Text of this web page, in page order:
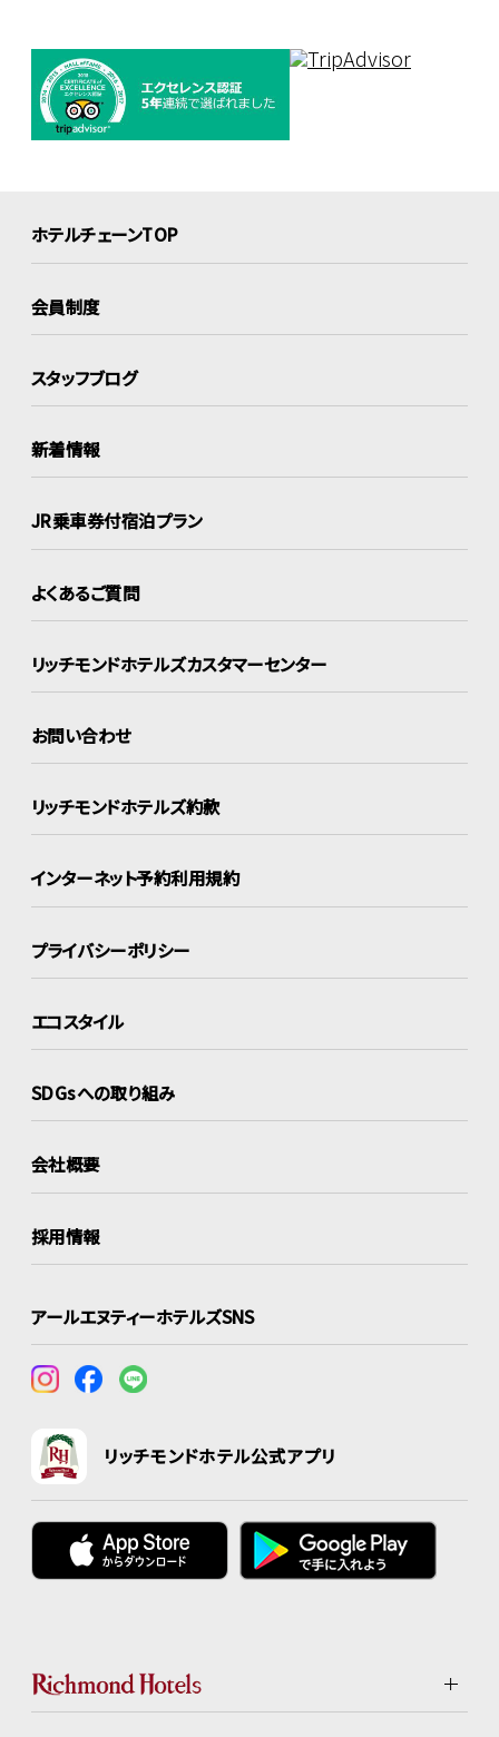
ホテルチェーンTOP
会員制度
スタッフブログ
新着情報
JR乗車券付宿泊プラン
よくあるご質問
リッチモンドホテルズカスタマーセンター
お問い合わせ
リッチモンドホテルズ約款
インターネット予約利用規約
プライバシーポリシー
エコスタイル
SDGsへの取り組み
会社概要
採用情報
アールエヌティーホテルズSNS
リッチモンドホテル公式アプリ